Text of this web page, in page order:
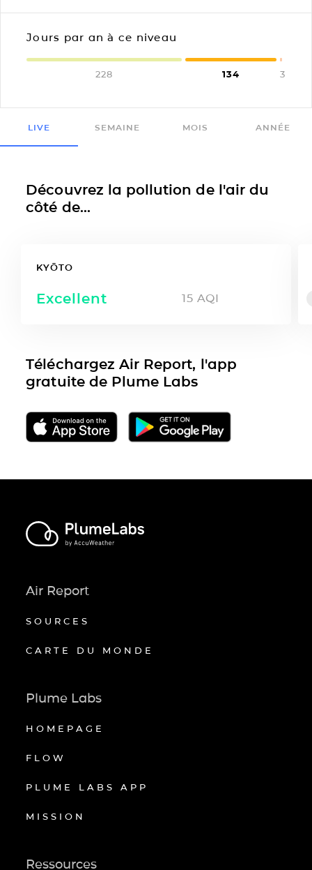
Jours par an à ce niveau
228 134 3
LIVE SEMAINE MOIS ANNÉE
Découvrez la pollution de l'air du
côté de...
KYŌTO
Excellent 15 AQI
Téléchargez Air Report, l'app
gratuite de Plume Labs
Air Report
SOURCES
CARTE DU MONDE
Plume Labs
HOMEPAGE
FLOW
PLUME LABS APP
MISSION
Ressources